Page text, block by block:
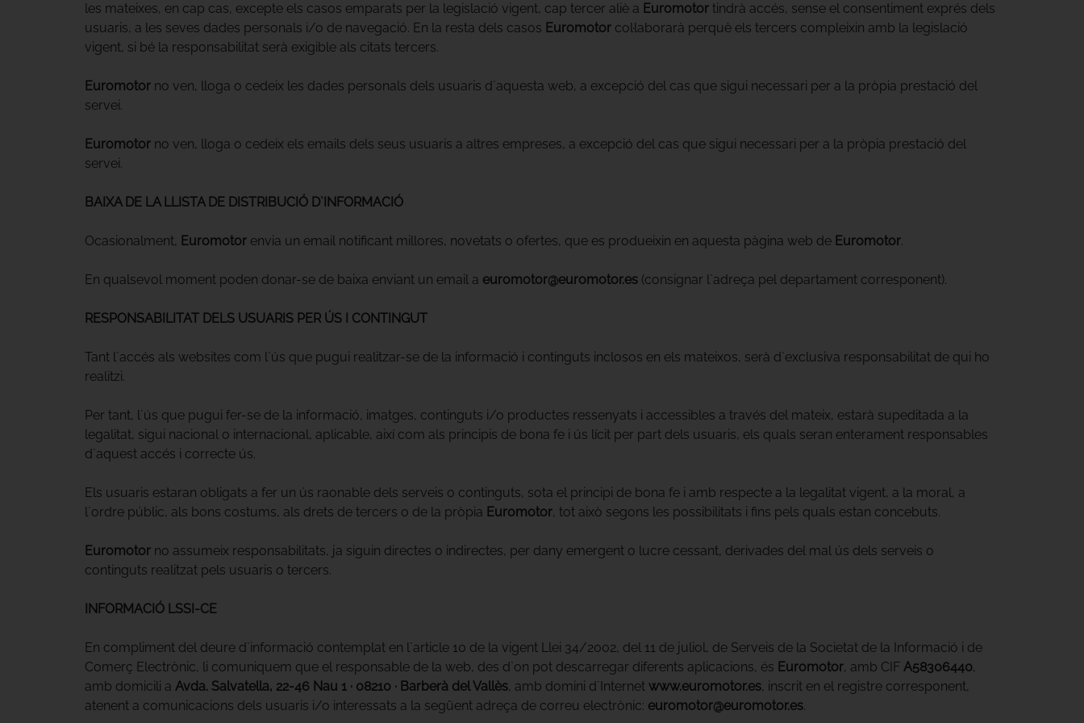
les mateixes, en cap cas, excepte els casos emparats per la legislació vigent, cap tercer aliè a Euromotortindrà accés, sense el consentiment exprés dels
usuaris, a les seves dades personals i/o de navegació. En la resta dels casos Euromotorcol·laborarà perquè els tercers compleixin amb la legislació
vigent, si bé la responsabilitat serà exigible als citats tercers.
Euromotorno ven, lloga o cedeix les dades personals dels usuaris d`aquesta web, a excepció del cas que sigui necessari per a la pròpia prestació del
servei.
Euromotorno ven, lloga o cedeix els emails dels seus usuaris a altres empreses, a excepció del cas que sigui necessari per a la pròpia prestació del
servei.
BAIXA DE LA LLISTA DE DISTRIBUCIÓ D`INFORMACIÓ
Ocasionalment, Euromotorenvia un email notificant millores, novetats o ofertes, que es produeixin en aquesta pàgina web de Euromotor.
En qualsevol moment poden donar-se de baixa enviant un email a euromotor@euromotor.es(consignar l`adreça pel departament corresponent).
RESPONSABILITAT DELS USUARIS PER ÚS I CONTINGUT
Tant l`accés als websites com l`ús que pugui realitzar-se de la informació i continguts inclosos en els mateixos, serà d`exclusiva responsabilitat de qui ho
realitzi.
Per tant, l`ús que pugui fer-se de la informació, imatges, continguts i/o productes ressenyats i accessibles a través del mateix, estarà supeditada a la
legalitat, sigui nacional o internacional, aplicable, així com als principis de bona fe i ús lícit per part dels usuaris, els quals seran enterament responsables
d`aquest accés i correcte ús.
Els usuaris estaran obligats a fer un ús raonable dels serveis o continguts, sota el principi de bona fe i amb respecte a la legalitat vigent, a la moral, a
l`ordre públic, als bons costums, als drets de tercers o de la pròpia Euromotor, tot això segons les possibilitats i fins pels quals estan concebuts.
Euromotorno assumeix responsabilitats, ja siguin directes o indirectes, per dany emergent o lucre cessant, derivades del mal ús dels serveis o
continguts realitzat pels usuaris o tercers.
INFORMACIÓ LSSI-CE
En compliment del deure d`informació contemplat en l`article 10 de la vigent Llei 34/2002, del 11 de juliol, de Serveis de la Societat de la Informació i de
Comerç Electrònic, li comuniquem que el responsable de la web, des d`on pot descarregar diferents aplicacions, és Euromotor, amb CIF A58306440,
amb domicili a Avda. Salvatella, 22-46 Nau 1 · 08210 · Barberà del Vallès, amb domini d`Internet www.euromotor.es, inscrit en el registre corresponent,
atenent a comunicacions dels usuaris i/o interessats a la següent adreça de correu electrònic: euromotor@euromotor.es.